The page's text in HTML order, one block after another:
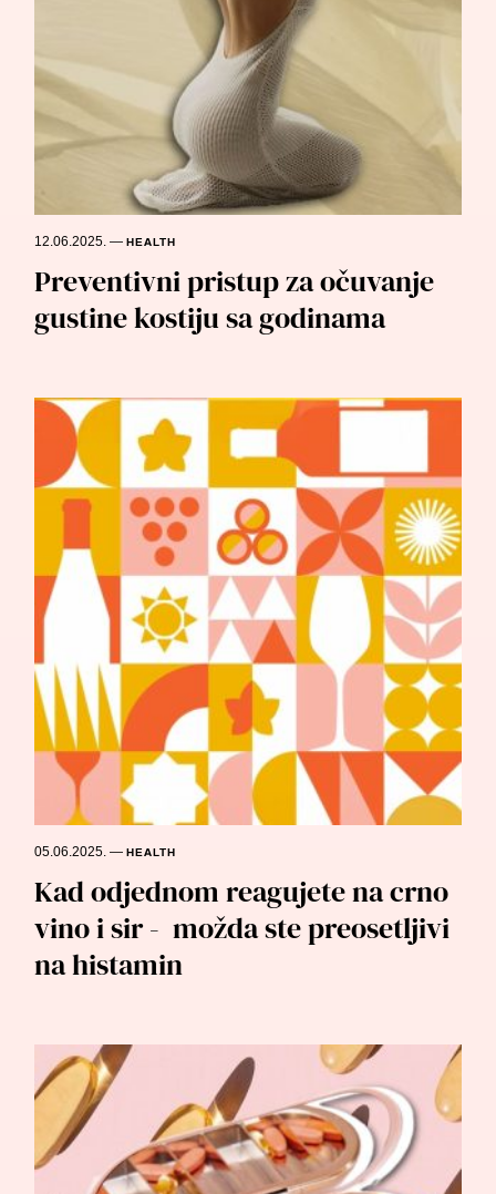
12.06.2025.—HEALTH
Preventivni pristup za očuvanje
gustine kostiju sa godinama
05.06.2025.—HEALTH
Kad odjednom reagujete na crno
vino i sir - možda ste preosetljivi
na histamin